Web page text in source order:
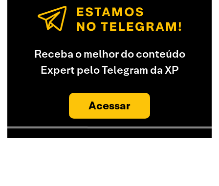
Receba o melhor do conteúdo
Expert pelo Telegram da XP
Acessar